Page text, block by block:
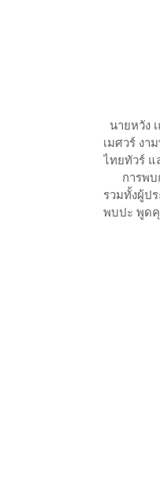
นายหวัง
เมศวร์ งา
ไทยทัวร์ แ
การพบกั
รวมทั้งผู้ป
พบปะ พูดคุ